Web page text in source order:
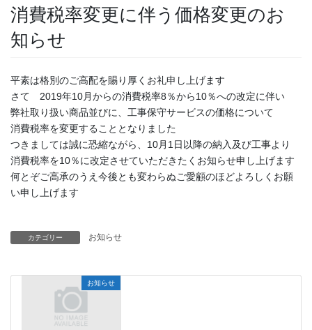
消費税率変更に伴う価格変更のお
知らせ
平素は格別のご高配を賜り厚くお礼申し上げます
さて 2019年10月からの消費税率8％から10％への改定に伴い
弊社取り扱い商品並びに、工事保守サービスの価格について
消費税率を変更することとなりました
つきましては誠に恐縮ながら、10月1日以降の納入及び工事より
消費税率を10％に改定させていただきたくお知らせ申し上げます
何とぞご高承のうえ今後とも変わらぬご愛顧のほどよろしくお願
い申し上げます
カテゴリー お知らせ
お知らせ